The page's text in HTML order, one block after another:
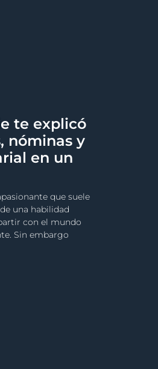
te explicó
nóminas y
en un
que suele
una habilidad
con el mundo
Sin embargo